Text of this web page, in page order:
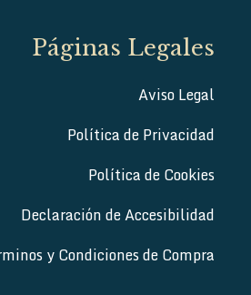
Páginas Legales
Aviso Legal
Política de Privacidad
Política de Cookies
Declaración de Accesibilidad
y Condiciones de Compra